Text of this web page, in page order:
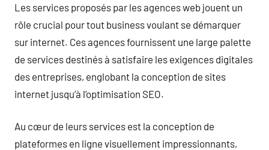
Les services proposés par les agences web jouent un
rôle crucial pour tout business voulant se démarquer
sur internet. Ces agences fournissent une large palette
de services destinés à satisfaire les exigences digitales
des entreprises, englobant la conception de sites
internet jusqu’à l’optimisation SEO.
Au cœur de leurs services est la conception de
plateformes en ligne visuellement impressionnants,